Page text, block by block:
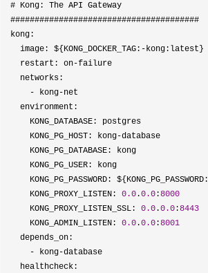
  # Kong: The API Gateway
  #######################################
  kong:
    image: ${KONG_DOCKER_TAG:
-kong:latest}
    restart: on
-failure
    networks:
- kong-net
    environment:
      KONG_DATABASE: postgres
      KONG_PG_HOST: kong
-database
      KONG_PG_DATABASE: kong
      KONG_PG_USER: kong
      KONG_PG_PASSWORD: ${KONG_PG_PASSWORD:
      KONG_PROXY_LISTEN:
0.0 .0.0 :8000
      KONG_PROXY_LISTEN_SSL:
0.0 .0.0 :8443
      KONG_ADMIN_LISTEN:
0.0 .0.0 :8001
    depends_on:
- kong-database
    healthcheck: